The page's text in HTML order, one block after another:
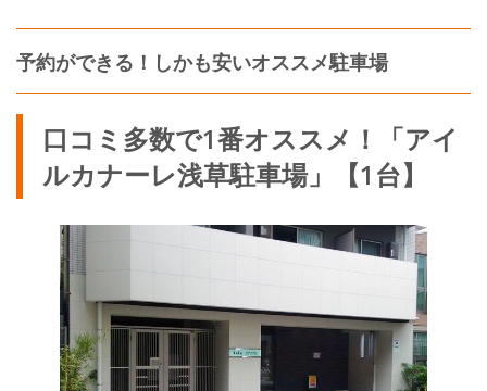
予約ができる！しかも安いオススメ駐車場
口コミ多数で1番オススメ！「アイ
ルカナーレ浅草駐車場」【1台】